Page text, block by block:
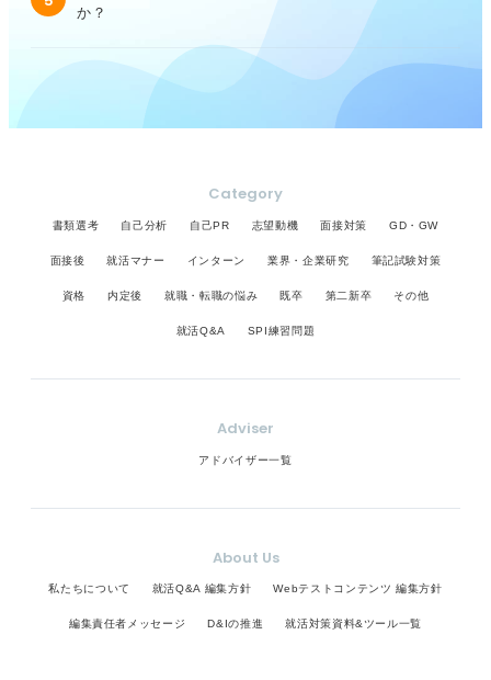
か？
Category
書類選考 自己分析 自己PR 志望動機 面接対策 GD・GW
面接後 就活マナー インターン 業界・企業研究 筆記試験対策
資格 内定後 就職・転職の悩み 既卒 第二新卒 その他
就活Q&A SPI練習問題
Adviser
アドバイザー一覧
About Us
私たちについて 就活Q&A 編集方針 Webテストコンテンツ 編集方針
編集責任者メッセージ D&Iの推進 就活対策資料&ツール一覧